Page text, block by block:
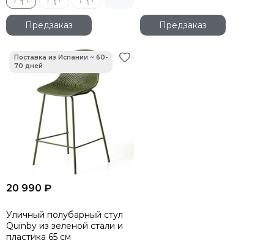
Предзаказ Предзаказ
20 990 ₽
Уличный полубарный стул
Quinby из зеленой стали и
пластика 65 см